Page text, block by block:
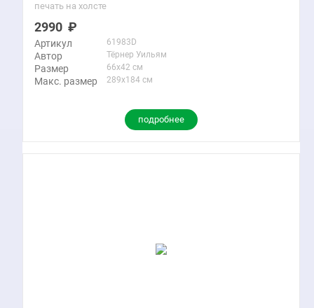
печать на холсте
2990
Артикул 61983D
Автор Тёрнер Уильям
Размер 66x42 см
Макс. размер 289x184 см
подробнее